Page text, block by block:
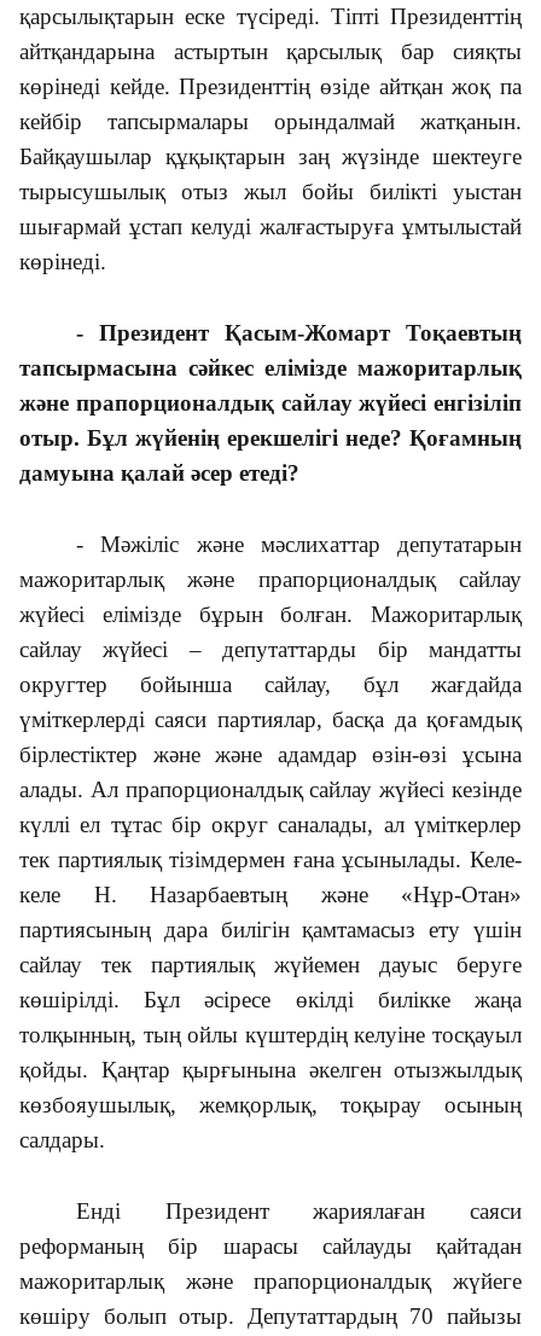
қарсылықтарын еске түсіреді. Тіпті Президенттің
айтқандарына астыртын қарсылық бар сияқты
көрінеді кейде. Президенттің өзіде айтқан жоқ па
кейбір тапсырмалары орындалмай жатқанын.
Байқаушылар құқықтарын заң жүзінде шектеуге
тырысушылық отыз жыл бойы билікті уыстан
шығармай ұстап келуді жалғастыруға ұмтылыстай
көрінеді.
- Президент Қасым-Жомарт Тоқаевтың
тапсырмасына сәйкес елімізде мажоритарлық
және прапорционалдық сайлау жүйесі енгізіліп
отыр. Бұл жүйенің ерекшелігі неде? Қоғамның
дамуына қалай әсер етеді?
- Мәжіліс және мәслихаттар депутатарын
мажоритарлық және прапорционалдық сайлау
жүйесі елімізде бұрын болған. Мажоритарлық
сайлау жүйесі – депутаттарды бір мандатты
округтер бойынша сайлау, бұл жағдайда
үміткерлерді саяси партиялар, басқа да қоғамдық
бірлестіктер және және адамдар өзін-өзі ұсына
алады. Ал прапорционалдық сайлау жүйесі кезінде
күллі ел тұтас бір округ саналады, ал үміткерлер
тек партиялық тізімдермен ғана ұсынылады. Келе-
келе Н. Назарбаевтың және «Нұр-Отан»
партиясының дара билігін қамтамасыз ету үшін
сайлау тек партиялық жүйемен дауыс беруге
көшірілді. Бұл әсіресе өкілді билікке жаңа
толқынның, тың ойлы күштердің келуіне тосқауыл
қойды. Қаңтар қырғынына әкелген отызжылдық
көзбояушылық, жемқорлық, тоқырау осының
салдары.
Енді Президент жариялаған саяси
реформаның бір шарасы сайлауды қайтадан
мажоритарлық және прапорционалдық жүйеге
көшіру болып отыр. Депутаттардың 70 пайызы